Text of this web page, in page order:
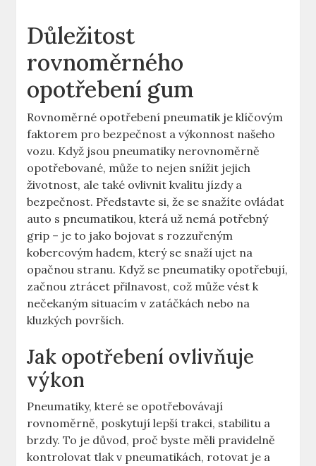
Důležitost
rovnoměrného
opotřebení gum
Rovnoměrné opotřebení pneumatik je klíčovým
faktorem pro bezpečnost a výkonnost našeho
vozu. Když jsou pneumatiky nerovnoměrně
opotřebované, může to nejen snížit jejich
životnost, ale také ovlivnit kvalitu jízdy a
bezpečnost. Představte si, že se snažíte ovládat
auto s pneumatikou, která už nemá potřebný
grip – je to jako bojovat s rozzuřeným
kobercovým hadem, který se snaží ujet na
opačnou stranu. Když se pneumatiky opotřebují,
začnou ztrácet přilnavost, což může vést k
nečekaným situacím v zatáčkách nebo na
kluzkých površích.
Jak opotřebení ovlivňuje
výkon
Pneumatiky, které se opotřebovávají
rovnoměrně, poskytují lepší trakci, stabilitu a
brzdy. To je důvod, proč byste měli pravidelně
kontrolovat tlak v pneumatikách, rotovat je a